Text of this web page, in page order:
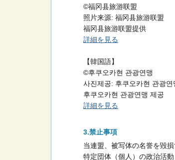
©福冈县旅游联盟
照片来源: 福冈县旅游联盟
福冈县旅游联盟提供
詳細を見る
【韓国語】
©후쿠오카현 관광연맹
사진제공: 후쿠오카현 관광연
후쿠오카현 관광연맹 제공
詳細を見る
禁止事項
当連盟、被写体の名誉を毀
特定団体（個人）の政治活